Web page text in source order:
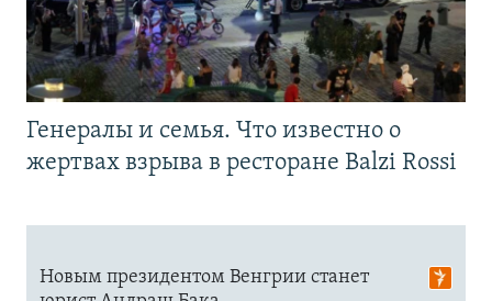
Генералы и семья. Что известно о
жертвах взрыва в ресторане Balzi Rossi